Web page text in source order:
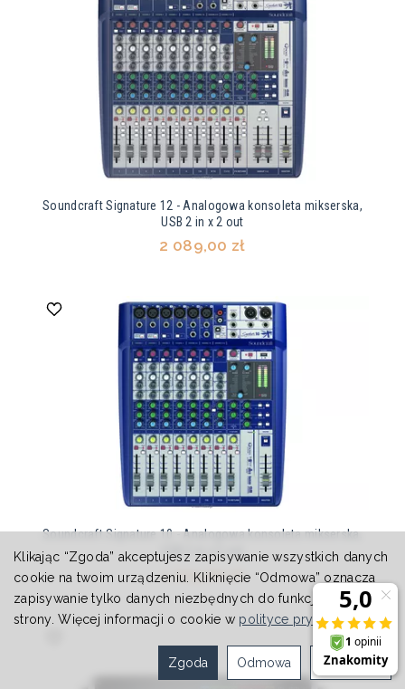
Soundcraft Signature 12 - Analogowa konsoleta mikserska,
USB 2 in x 2 out
2 089,00 zł
Soundcraft Signature 10 - Analogowa konsoleta mikserska,
USB 2 in x 2 out
1 729,00 zł
Klikając “Zgoda” akceptujesz zapisywanie wszystkich danych
cookie na twoim urządzeniu. Kliknięcie “Odmowa” oznacza
zapisywanie tylko danych niezbędnych do funkcjonowania
strony. Więcej informacji o cookie w polityce prywatności.
Ustawienia
Odmowa
Zgoda